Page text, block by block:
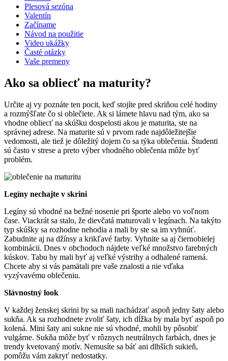
Plesová sezóna
Valentín
Začíname
Návod na použitie
Video ukážky
Časté otázky
Vaše premeny
Ako sa obliecť na maturity?
Určite aj vy poznáte ten pocit, keď stojíte pred skriňou celé hodiny
a rozmýšľate čo si oblečiete. Ak si lámete hlavu nad tým, ako sa
vhodne obliecť na skúšku dospelosti akou je maturita, ste na
správnej adrese. Na maturite sú v prvom rade najdôležitejšie
vedomosti, ale tiež je dôležitý dojem čo sa týka oblečenia. Študenti
sú často v strese a preto výber vhodného oblečenia môže byť
problém.
Legíny nechajte v skrini
Legíny sú vhodné na bežné nosenie pri športe alebo vo voľnom
čase. Viackrát sa stalo, že dievčatá maturovali v legínach. Na takýto
typ skúšky sa rozhodne nehodia a mali by ste sa im vyhnúť.
Zabudnite aj na džínsy a krikľavé farby. Vyhnite sa aj čiernobielej
kombinácii. Dnes v obchodoch nájdete veľké množstvo farebných
kúskov. Tabu by mali byť aj veľké výstrihy a odhalené ramená.
Chcete aby si vás pamätali pre vaše znalosti a nie vďaka
vyzývavému oblečeniu.
Slávnostný look
V každej ženskej skrini by sa mali nachádzať aspoň jedny šaty alebo
sukňa. Ak sa rozhodnete zvoliť šaty, ich dĺžka by mala byť aspoň po
kolená. Mini šaty ani sukne nie sú vhodné, mohli by pôsobiť
vulgárne. Sukňa môže byť v rôznych neutrálnych farbách, dnes je
trendy kvetovaný motív. Nemusíte sa báť ani dlhších sukieň,
pomôžu vám zakryť nedostatky.